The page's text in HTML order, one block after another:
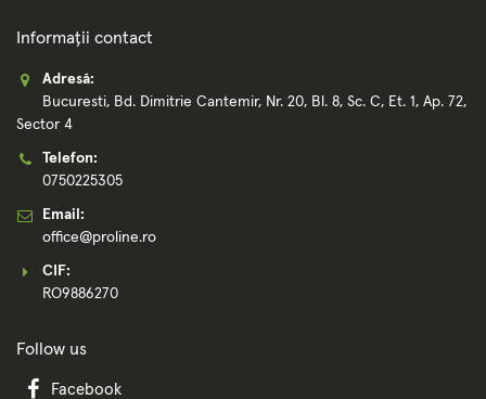
Informații contact
Adresă:
Bucuresti, Bd. Dimitrie Cantemir, Nr. 20, Bl. 8, Sc. C, Et. 1, Ap. 72,
Sector 4
Telefon:
0750225305
Email:
office@proline.ro
CIF:
RO9886270
Follow us
Facebook